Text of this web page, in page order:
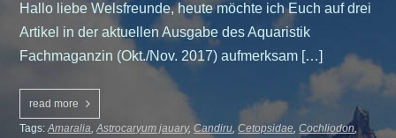
Hallo liebe Welsfreunde, heute möchte ich Euch auf drei
Artikel in der aktuellen Ausgabe des Aquaristik
Fachmaganzin (Okt./Nov. 2017) aufmerksam […]
read more
Tags:Amaralia,Astrocaryum jauary,Candiru,Cetopsidae,Cochliodon,